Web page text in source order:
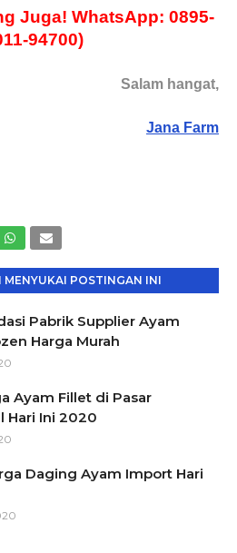
Juga! WhatsApp: 0895-
94700)
Salam hangat,
Jana Farm
POSTINGAN INI
Pabrik Supplier Ayam
Harga Murah
Ayam Fillet di Pasar
Hari Ini 2020
Daging Ayam Import Hari